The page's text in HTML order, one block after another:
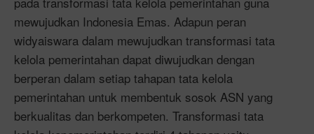
mewujudkan Indonesia Emas. Adapun peran
widyaiswara dalam mewujudkan transformasi tata
kelola pemerintahan dapat diwujudkan dengan
berperan dalam setiap tahapan tata kelola
pemerintahan untuk membentuk sosok ASN yang
berkualitas dan berkompeten. Transformasi tata